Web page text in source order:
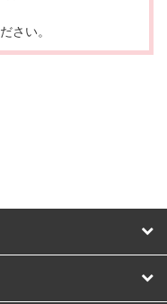
さい。